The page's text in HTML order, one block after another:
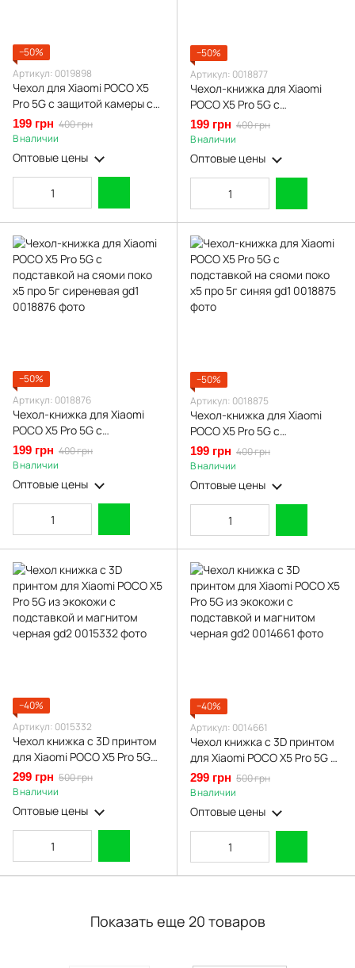
−50%
Артикул: 0019898
Чехол для Xiaomi POCO X5
Pro 5G с защитой камеры с
золотой окантовкой на
сяоми поко х5 про черный
gs1
199 грн 400 грн
В наличии
Оптовые цены
−50%
Артикул: 0018877
Чехол-книжка для Xiaomi
POCO X5 Pro 5G с
подставкой на сяоми поко
х5 про 5г зеленая gd1
199 грн 400 грн
В наличии
Оптовые цены
−50%
Артикул: 0018876
Чехол-книжка для Xiaomi
POCO X5 Pro 5G с
подставкой на сяоми поко
х5 про 5г сиреневая gd1
199 грн 400 грн
В наличии
Оптовые цены
−50%
Артикул: 0018875
Чехол-книжка для Xiaomi
POCO X5 Pro 5G с
подставкой на сяоми поко
х5 про 5г синяя gd1
199 грн 400 грн
В наличии
Оптовые цены
−40%
Артикул: 0015332
Чехол книжка с 3D принтом
для Xiaomi POCO X5 Pro 5G
из экокожи с подставкой и
магнитом черная gd2
299 грн 500 грн
В наличии
Оптовые цены
−40%
Артикул: 0014661
Чехол книжка с 3D принтом
для Xiaomi POCO X5 Pro 5G из
экокожи с подставкой и
магнитом черная gd2
299 грн 500 грн
В наличии
Оптовые цены
Показать еще 20 товаров